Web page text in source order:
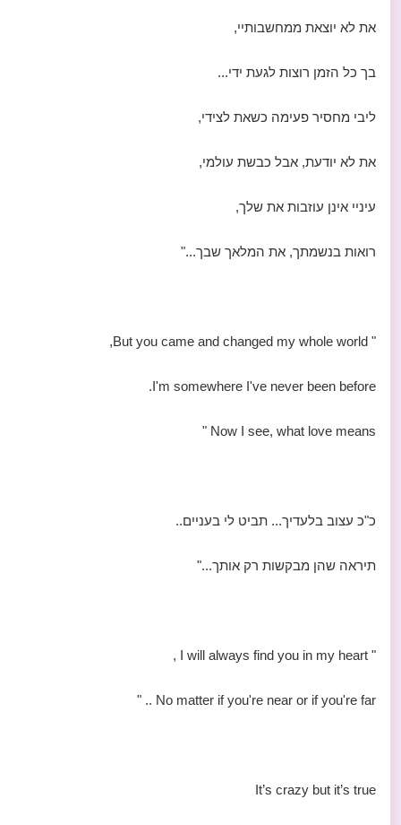
את לא יוצאת ממחשבותיי,
בך כל הזמן רוצות לגעת ידי...
ליבי מחסיר פעימה כשאת לצידי,
את לא יודעת, אבל כבשת עולמי,
עיניי אינן עוזבות את שלך,
רואות בנשמתך, את המלאך שבך..."
" But you came and changed my whole world,
I'm somewhere I've never been before.
Now I see, what love means "
כ"כ עצוב בלעדיך... תביט לי בעניים..
תיראה שהן מבקשות רק אותך..."
" I will always find you in my heart ,
No matter if you're near or if you're far .. "
It’s crazy but it’s true